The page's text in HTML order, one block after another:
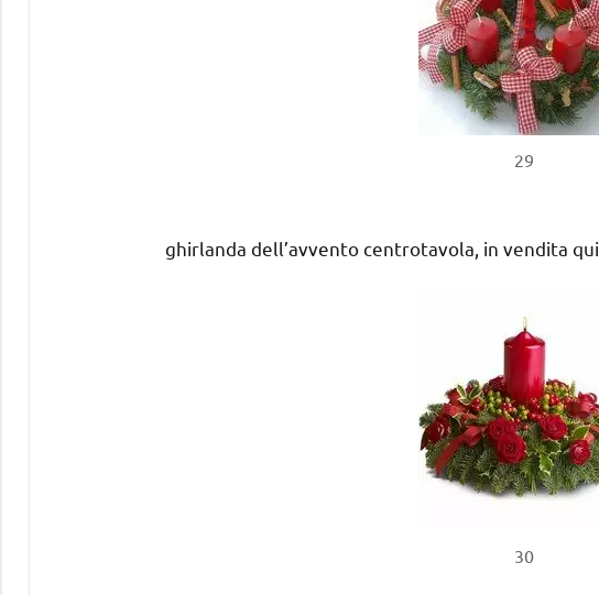
29
ghirlanda dell’avvento centrotavola, in vendita qui
30